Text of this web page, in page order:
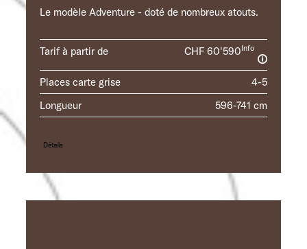
Le modèle Adventure - doté de nombreux atouts.
Tarif à partir de CHF 60'590Info
Places carte grise
4-5
Longueur
596-741 cm
Détails